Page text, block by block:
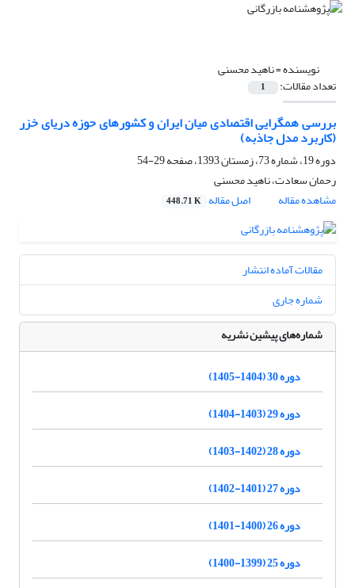
نویسنده =ناهید محسنی
تعداد مقالات: 1
بررسی همگرایی اقتصادی میان ایران و کشورهای حوزه دریای خزر
(کاربرد مدل جاذبه)
دوره 19، شماره 73، زمستان 1393، صفحه
29-54
رحمان سعادت، ناهید محسنی
مشاهده مقاله
اصل مقاله 448.71 K
مقالات آماده انتشار
شماره جاری
شماره‌های پیشین نشریه
دوره 30 (1404-1405)
دوره 29 (1403-1404)
دوره 28 (1402-1403)
دوره 27 (1401-1402)
دوره 26 (1400-1401)
دوره 25 (1399-1400)